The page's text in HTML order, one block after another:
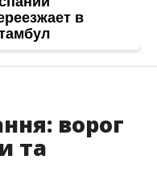
ворог
та